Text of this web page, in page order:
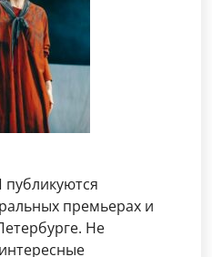
премьерах и
Не